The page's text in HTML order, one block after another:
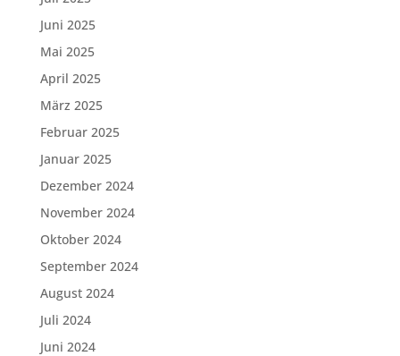
Juni 2025
Mai 2025
April 2025
März 2025
Februar 2025
Januar 2025
Dezember 2024
November 2024
Oktober 2024
September 2024
August 2024
Juli 2024
Juni 2024